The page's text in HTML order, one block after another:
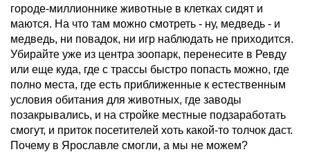
городе-миллионнике животные в клетках сидят и
маются. На что там можно смотреть - ну, медведь - и
медведь, ни повадок, ни игр наблюдать не приходится.
Убирайте уже из центра зоопарк, перенесите в Ревду
или еще куда, где с трассы быстро попасть можно, где
полно места, где есть приближенные к естественным
условия обитания для животных, где заводы
позакрывались, и на стройке местные подзаработать
смогут, и приток посетителей хоть какой-то толчок даст.
Почему в Ярославле смогли, а мы не можем?